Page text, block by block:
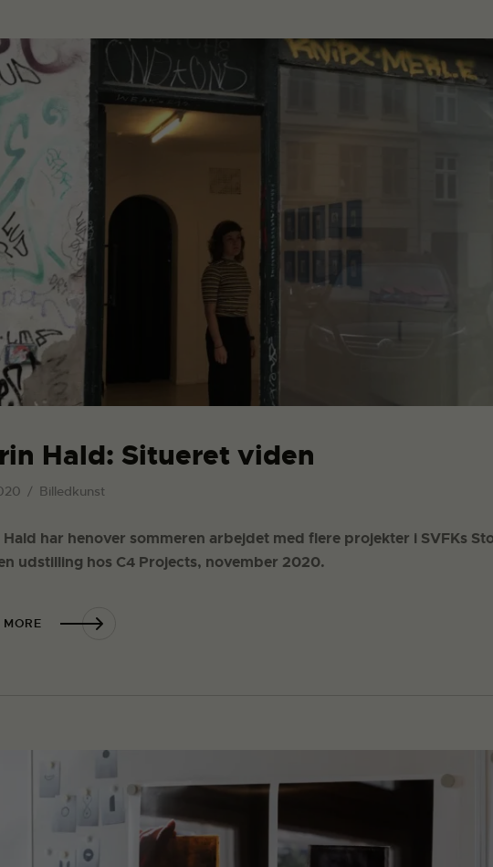
Hald: Situeret viden
Billedkunst
Hald har henover sommeren arbejdet med flere projekter i SVFKs
udstilling hos C4 Projects, november 2020.